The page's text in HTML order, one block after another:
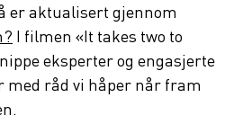
er aktualisert gjennom
I filmen «It takes two to
eksperter og engasjerte
råd vi håper når fram